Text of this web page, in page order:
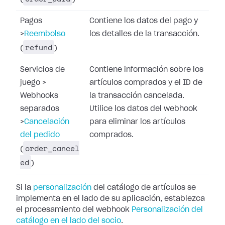
Pagos
> Reembolso
( refund )
Contiene los datos del pago y
los detalles de la transacción.
Servicios de
juego >
Webhooks
separados
>Cancelación
del pedido
( order_cancel
ed )
Contiene información sobre los
artículos comprados y el ID de
la transacción cancelada.
Utilice los datos del webhook
para eliminar los artículos
comprados.
Si la personalización del catálogo de artículos se
implementa en el lado de su aplicación, establezca
el procesamiento del webhook Personalización del
catálogo en el lado del socio.